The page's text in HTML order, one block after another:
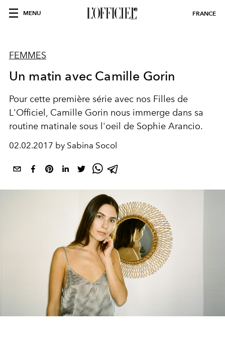
MENU FRANCE
FEMMES
Un matin avec Camille Gorin
Pour cette première série avec nos Filles de
L'Officiel, Camille Gorin nous immerge dans sa
routine matinale sous l'oeil de Sophie Arancio.
02.02.2017 by Sabina Socol